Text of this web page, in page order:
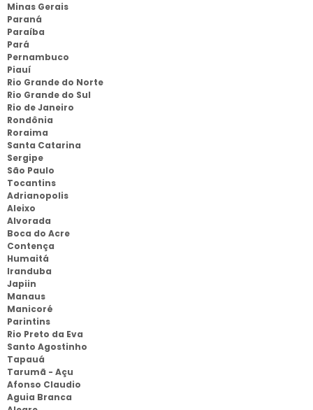
Minas Gerais
Paraná
Paraíba
Pará
Pernambuco
Piauí
Rio Grande do Norte
Rio Grande do Sul
Rio de Janeiro
Rondônia
Roraima
Santa Catarina
Sergipe
São Paulo
Tocantins
Adrianopolis
Aleixo
Alvorada
Boca do Acre
Contença
Humaitá
Iranduba
Japiin
Manaus
Manicoré
Parintins
Rio Preto da Eva
Santo Agostinho
Tapauá
Tarumã - Açu
Afonso Claudio
Aguia Branca